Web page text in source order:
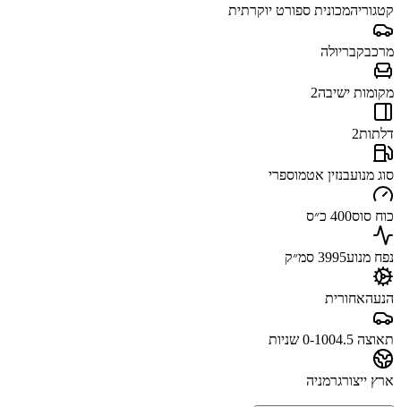
קטגוריהמכונית ספורט יוקרתית
מרכבקבריולה
מקומות ישיבה2
דלתות2
סוג מנועבנזין אטמוספרי
כוח סוס400 כ״ס
נפח מנוע3995 סמ״ק
הנעהאחורית
תאוצה 0-100 4.5 שניות
ארץ ייצורגרמניה